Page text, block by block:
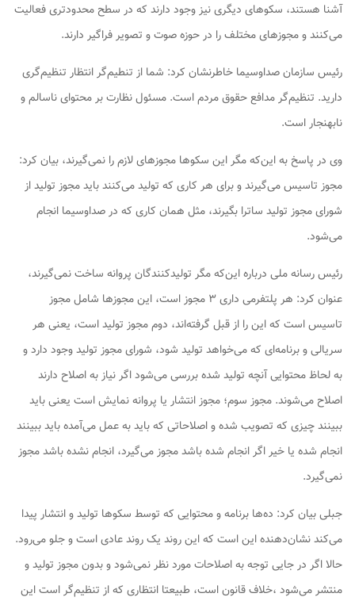
آشنا هستند، سکوهای دیگری نیز وجود دارند که در سطح محدودتری فعالیت
می‌کنند و مجوزهای مختلف را در حوزه صوت و تصویر فراگیر دارند.
رئیس سازمان صداوسیما خاطرنشان کرد: شما از تنطیم‌گر انتظار تنظیم‌گری
دارید. تنظیم‌گر مدافع حقوق مردم است. مسئول نظارت بر محتوای ناسالم و
نابهنجار است.
وی در پاسخ به این‌که مگر این‌ سکوها مجوزهای لازم را نمی‌گیرند، بیان کرد:
مجوز تاسیس می‌گیرند و برای هر کاری که تولید می‌کنند باید مجوز تولید از
شورای مجوز تولید ساترا بگیرند، مثل همان کاری که در صداوسیما انجام
می‌شود.
رئیس رسانه ملی درباره این‌که مگر تولیدکنندگان پروانه ساخت نمی‌گیرند،
عنوان کرد: هر پلتفرمی داری ۳ مجوز است، این مجوزها شامل مجوز
تاسیس است که این را از قبل گرفته‌اند، دوم مجوز تولید است، یعنی هر
سریالی و برنامه‌ای که می‌خواهد تولید شود، شورای مجوز تولید وجود دارد و
به لحاظ محتوایی آنچه تولید شده بررسی می‌شود اگر نیاز به اصلاح دارند
اصلاح می‌شوند. مجوز سوم؛ مجوز انتشار یا پروانه نمایش است یعنی باید
ببینند چیزی که تصویب شده و اصلاحاتی که باید به عمل می‌آمده باید ببینند
انجام شده یا خیر اگر انجام شده باشد مجوز می‌گیرد، انجام نشده باشد مجوز
نمی‌گیرد.
جبلی بیان کرد:‌ ده‌ها برنامه و محتوایی که توسط سکوها تولید و انتشار پیدا
می‌کند نشان‌دهنده این است که این روند یک روند عادی است و جلو می‌رود.
حالا اگر در جایی توجه به اصلاحات مورد نظر نمی‌شود و بدون مجوز تولید و
منتشر می‌شود ،خلاف قانون است، طبیعتا انتظاری که از تنظیم‌گر است این